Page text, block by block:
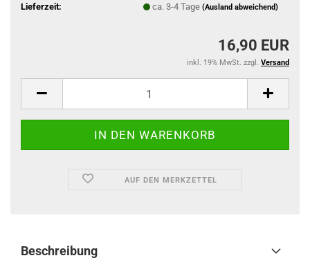
Lieferzeit:
ca. 3-4 Tage (Ausland abweichend)
16,90 EUR
inkl. 19% MwSt. zzgl. Versand
AUF DEN MERKZETTEL
Beschreibung